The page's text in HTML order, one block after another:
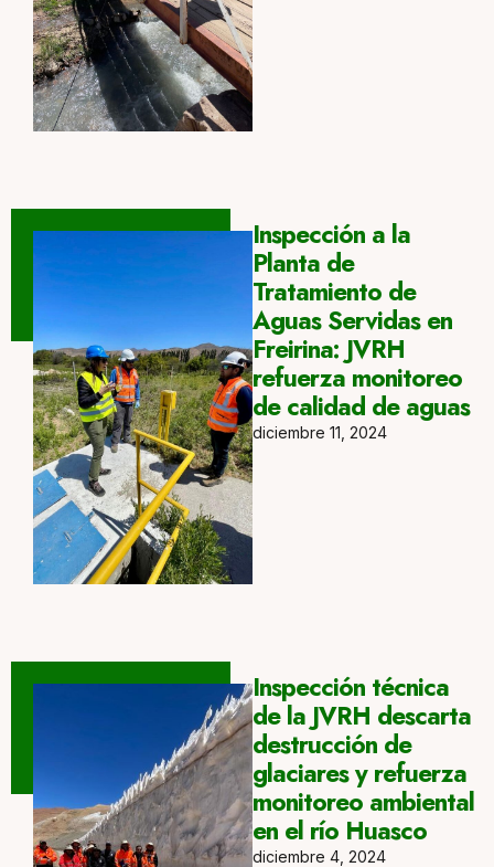
Inspección a la
Planta de
Tratamiento de
Aguas Servidas en
Freirina: JVRH
refuerza monitoreo
de calidad de aguas
diciembre 11, 2024
Inspección técnica
de la JVRH descarta
destrucción de
glaciares y refuerza
monitoreo ambiental
en el río Huasco
diciembre 4, 2024